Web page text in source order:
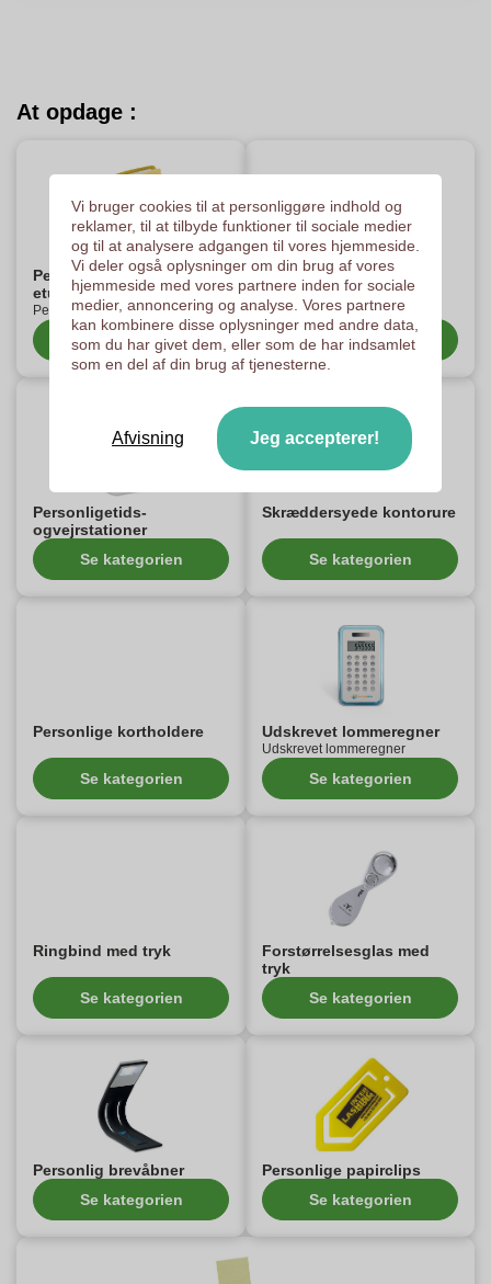
At opdage :
Personaliseret visitkort
etui
Personaliseret visitkort etui
Se kategorien
Magneter til køleskab
Magneter til køleskab
Se kategorien
Personligetids-
ogvejrstationer
Se kategorien
Skræddersyede kontorure
Se kategorien
Personlige kortholdere
Se kategorien
Udskrevet lommeregner
Udskrevet lommeregner
Se kategorien
Ringbind med tryk
Se kategorien
Forstørrelsesglas med
tryk
Se kategorien
Personlig brevåbner
Se kategorien
Personlige papirclips
Se kategorien
Vi bruger cookies til at personliggøre indhold og
reklamer, til at tilbyde funktioner til sociale medier
og til at analysere adgangen til vores hjemmeside.
Vi deler også oplysninger om din brug af vores
hjemmeside med vores partnere inden for sociale
medier, annoncering og analyse. Vores partnere
kan kombinere disse oplysninger med andre data,
som du har givet dem, eller som de har indsamlet
som en del af din brug af tjenesterne.
Afvisning Jeg accepterer!